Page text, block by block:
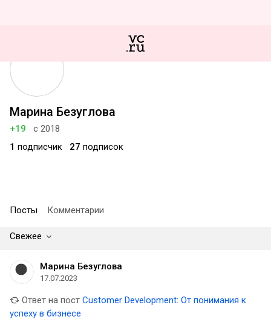
Марина Безуглова
+19
с 2018
1 подписчик 27 подписок
Посты Комментарии
Свежее
Марина Безуглова
17.07.2023
Ответ на пост Customer Development: От понимания к
успеху в бизнесе